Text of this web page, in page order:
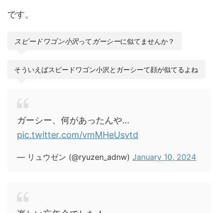
です。
スピードワゴン小沢って ガーシーに似てませんか？
そういえばスピードワゴン小沢とガーシーて顔が似てるよね
ガーシー、何があったんや...
pic.twitter.com/vmMHeUsvtd
— リュウゼン (@ryuzen_adnw) January 10, 2024